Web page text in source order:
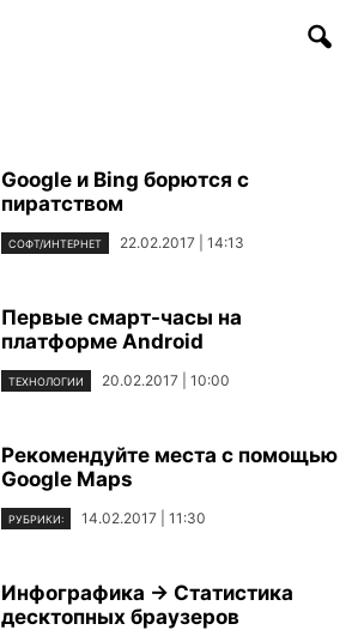
Google и Bing борются с
пиратством
СОФТ/ИНТЕРНЕТ 22.02.2017 | 14:13
Первые смарт-часы на
платформе Android
ТЕХНОЛОГИИ 20.02.2017 | 10:00
Рекомендуйте места с помощью
Google Maps
РУБРИКИ: 14.02.2017 | 11:30
Инфографика → Статистика
десктопных браузеров